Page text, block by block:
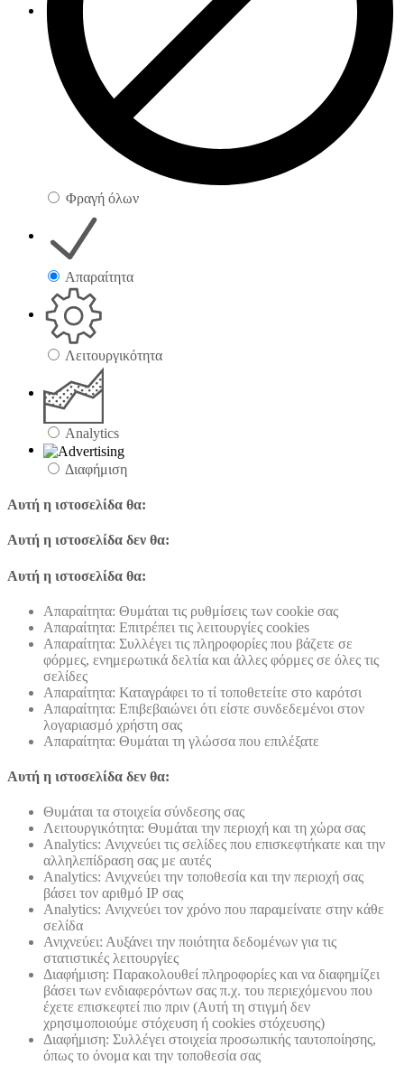
Φραγή όλων
Απαραίτητα
Λειτουργικότητα
Analytics
Διαφήμιση
Αυτή η ιστοσελίδα θα:
Αυτή η ιστοσελίδα δεν θα:
Αυτή η ιστοσελίδα θα:
Απαραίτητα: Θυμάται τις ρυθμίσεις των cookie σας
Απαραίτητα: Επιτρέπει τις λειτουργίες cookies
Απαραίτητα: Συλλέγει τις πληροφορίες που βάζετε σε
φόρμες, ενημερωτικά δελτία και άλλες φόρμες σε όλες τις
σελίδες
Απαραίτητα: Καταγράφει το τί τοποθετείτε στο καρότσι
Απαραίτητα: Επιβεβαιώνει ότι είστε συνδεδεμένοι στον
λογαριασμό χρήστη σας
Απαραίτητα: Θυμάται τη γλώσσα που επιλέξατε
Αυτή η ιστοσελίδα δεν θα:
Θυμάται τα στοιχεία σύνδεσης σας
Λειτουργικότητα: Θυμάται την περιοχή και τη χώρα σας
Analytics: Ανιχνεύει τις σελίδες που επισκεφτήκατε και την
αλληλεπίδραση σας με αυτές
Analytics: Ανιχνεύει την τοποθεσία και την περιοχή σας
βάσει τον αριθμό ΙΡ σας
Analytics: Ανιχνεύει τον χρόνο που παραμείνατε στην κάθε
σελίδα
Ανιχνεύει: Αυξάνει την ποιότητα δεδομένων για τις
στατιστικές λειτουργίες
Διαφήμιση: Παρακολουθεί πληροφορίες και να διαφημίζει
βάσει των ενδιαφερόντων σας π.χ. του περιεχόμενου που
έχετε επισκεφτεί πιο πριν (Αυτή τη στιγμή δεν
χρησιμοποιούμε στόχευση ή cookies στόχευσης)
Διαφήμιση: Συλλέγει στοιχεία προσωπικής ταυτοποίησης,
όπως το όνομα και την τοποθεσία σας